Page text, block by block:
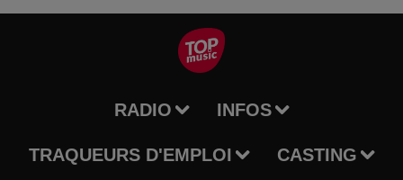
RADIO INFOS
TRAQUEURS D'EMPLOI CASTING